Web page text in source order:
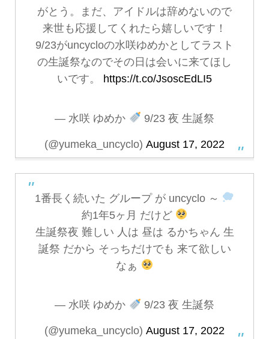
がとう。まだ、アイドルは辞めないので
来世も応援してくれたら嬉しいです！
9/23がuncycloの水咲ゆめかとしてラスト
の生誕祭なのでその日は会いに来てほし
いです。 https://t.co/JsoscEdLI5
— 水咲 ゆめか 9/23 夜 生誕祭
(@yumeka_uncyclo) August 17, 2022
1番長く続いた グループ が uncyclo ～
約1年5ヶ月 だけど
生誕祭夜 難しい 人は 昼は るかちゃん 生
誕祭 だから そっちだけでも 来て欲しい
なぁ
— 水咲 ゆめか 9/23 夜 生誕祭
(@yumeka_uncyclo) August 17, 2022